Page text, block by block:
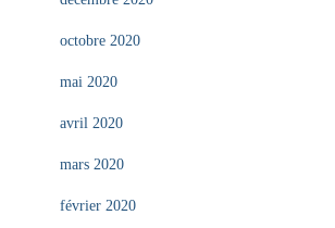
octobre 2020
mai 2020
avril 2020
mars 2020
février 2020